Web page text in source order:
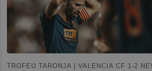
TROFEU TARONJA | VALENCIA CF 1-2